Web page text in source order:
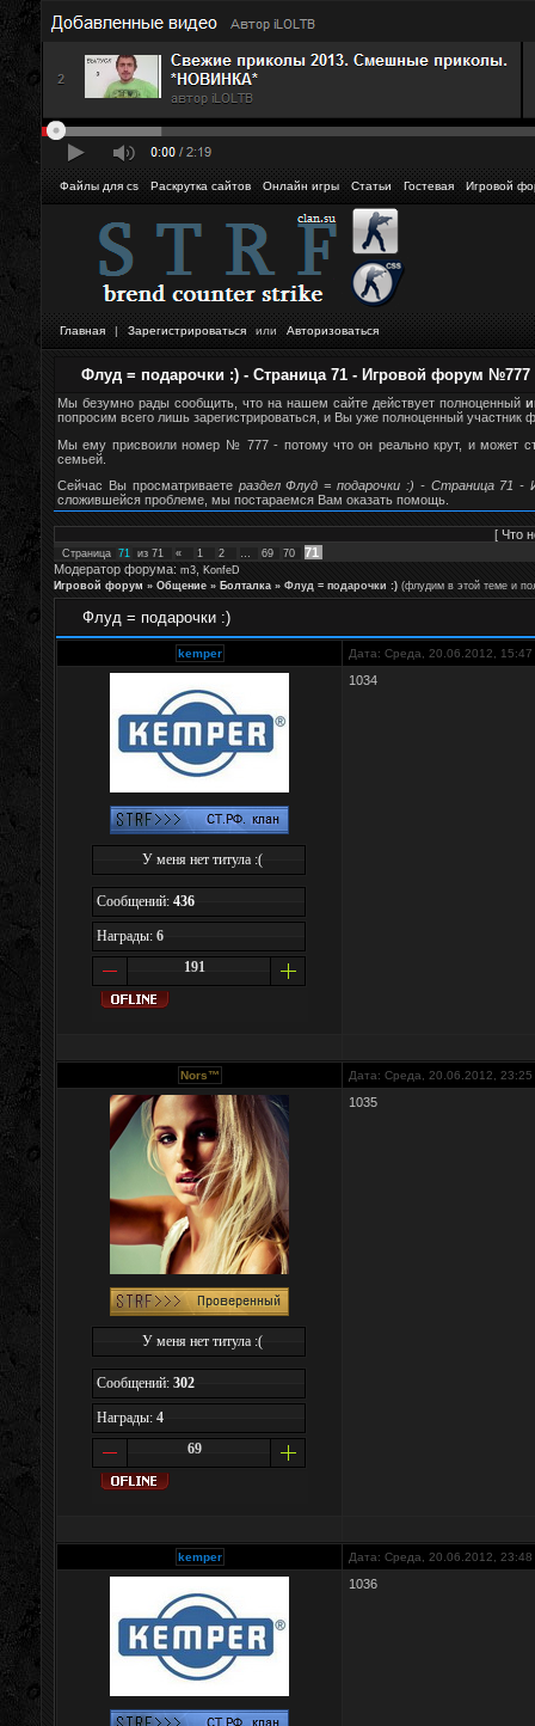
Файлы для cs Раскрутка сайтов Онлайн игры Статьи Гостевая Игровой
Главная | Зарегистрироваться или Авторизоваться
Флуд = подарочки :) - Страница 71 - Игровой форум №777
Мы безумно рады сообщить, что на нашем сайте действует полноценный
попросим всего лишь зарегистрироваться, и Вы уже полноценный
Мы ему присвоили номер № 777 - потому что он реально крут, и может
семьей.
Сейчас Вы просматриваете раздел Флуд = подарочки :) - Страница 71 -
сложившейся проблеме, мы постараемся Вам оказать помощь.
[ Что
Страница 71 из 71 « 1 2 … 69 70
71
Модератор форума: m3
KonfeD
Игровой форум » Общение » Болталка » Флуд = подарочки :) (флудим в этой теме и
Флуд = подарочки :)
kemper Дата: Среда, 20.06.2012,
У меня нет титула :(
Сообщений: 436
Награды: 6
191
1034
Nors™ Дата: Среда, 20.06.2012,
У меня нет титула :(
Сообщений: 302
Награды: 4
69
1035
kemper Дата: Среда, 20.06.2012,
1036